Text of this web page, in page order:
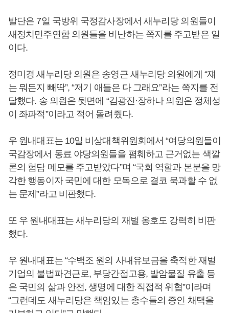
발단은 7일 국방위 국정감사장에서 새누리당 의원들이
새정치민주연합 의원들을 비난하는 쪽지를 주고받은 일
이다.
정미경 새누리당 의원은 송영근 새누리당 의원에게 “쟤
는 뭐든지 빼딱”, “저기 애들은 다 그래요”라는 쪽지를 전
달했다. 송 의원은 뒷면에 “김광진·장하나 의원은 정체성
이 좌파적”이라고 적어 돌려줬다.
우 원내대표는 10일 비상대책위원회에서 “여당의원들이
국감장에서 동료 야당의원들을 폄훼하고 근거없는 색깔
론의 험담 메모를 주고받았다”며 “국회 역할과 본분을 망
각한 행동이자 국민에 대한 모독으로 결코 묵과할 수 없
는 문제”라고 비판했다.
또 우 원내대표는 새누리당의 재벌 옹호도 강력히 비판
했다.
우 원내대표는 “수백조 원의 사내유보금을 축적한 재벌
기업의 불법파견근로, 부당간접고용, 발암물질 유출 등
은 국민의 삶과 안전, 생명에 대한 직접적 위협”이라며
“그런데도 새누리당은 책임있는 총수들의 증인 채택을